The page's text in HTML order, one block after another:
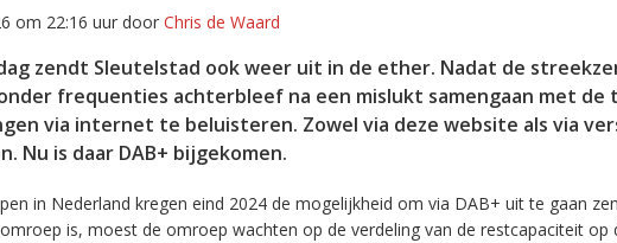
om 22:16 uur door Chris de Waard
zendt Sleutelstad ook weer uit in de ether. Nadat de
frequenties achterbleef na een mislukt samengaan met de
via internet te beluisteren. Zowel via deze website als via
Nu is daar DAB+ bijgekomen.
in Nederland kregen eind 2024 de mogelijkheid om via DAB+ uit te gaan
is, moest de omroep wachten op de verdeling van de restcapaciteit op